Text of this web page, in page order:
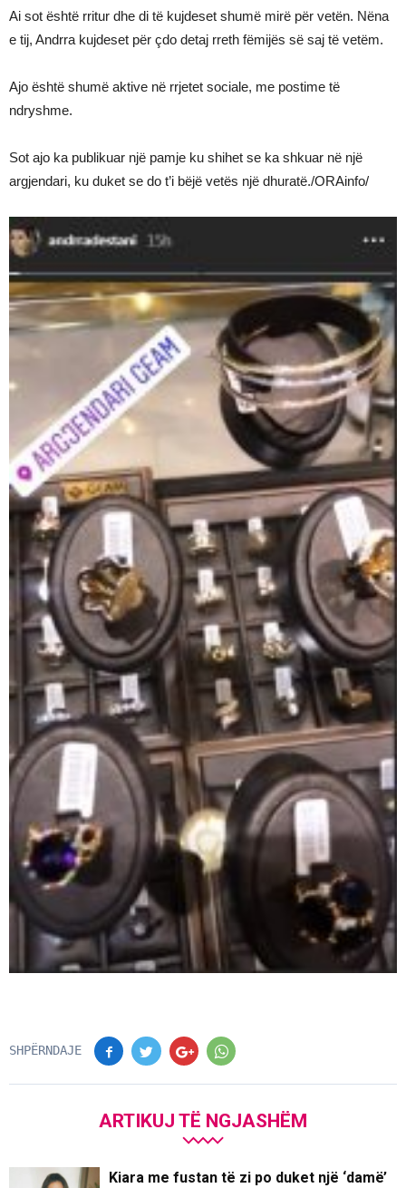
Ai sot është rritur dhe di të kujdeset shumë mirë për vetën. Nëna
e tij, Andrra kujdeset për çdo detaj rreth fëmijës së saj të vetëm.
Ajo është shumë aktive në rrjetet sociale, me postime të
ndryshme.
Sot ajo ka publikuar një pamje ku shihet se ka shkuar në një
argjendari, ku duket se do t’i bëjë vetës një dhuratë./ORAinfo/
SHPËRNDAJE
ARTIKUJ TË NGJASHËM
Kiara me fustan të zi po duket një ‘damë’